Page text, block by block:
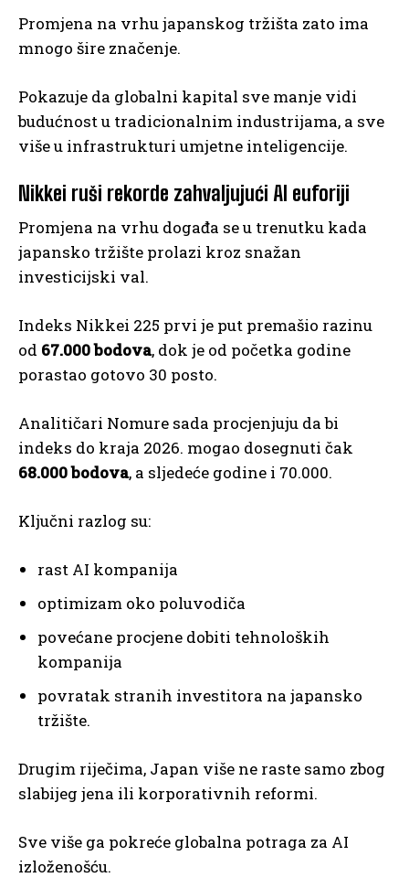
Promjena na vrhu japanskog tržišta zato ima
mnogo šire značenje.
Pokazuje da globalni kapital sve manje vidi
budućnost u tradicionalnim industrijama, a sve
više u infrastrukturi umjetne inteligencije.
Nikkei ruši rekorde zahvaljujući AI euforiji
Promjena na vrhu događa se u trenutku kada
japansko tržište prolazi kroz snažan
investicijski val.
Indeks Nikkei 225 prvi je put premašio razinu
od 67.000 bodova, dok je od početka godine
porastao gotovo 30 posto.
Analitičari Nomure sada procjenjuju da bi
indeks do kraja 2026. mogao dosegnuti čak
68.000 bodova, a sljedeće godine i 70.000.
Ključni razlog su:
rast AI kompanija
optimizam oko poluvodiča
povećane procjene dobiti tehnoloških
kompanija
povratak stranih investitora na japansko
tržište.
Drugim riječima, Japan više ne raste samo zbog
slabijeg jena ili korporativnih reformi.
Sve više ga pokreće globalna potraga za AI
izloženošću.